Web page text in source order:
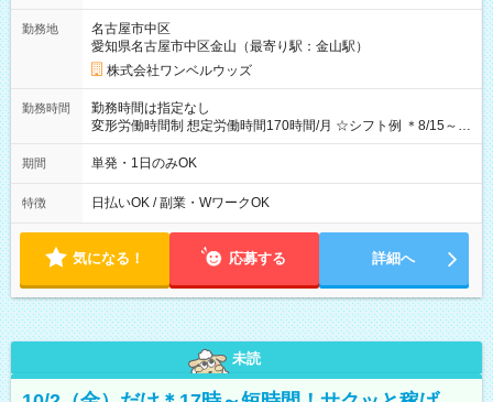
期間なし
勤務地
名古屋市中区
愛知県名古屋市中区金山（最寄り駅：金山駅）
株式会社ワンベルウッズ
勤務時間
勤務時間は指定なし
変形労働時間制 想定労働時間170時間/月 ☆シフト例 ＊8/15～
10/26 全日共通 08：00～12：00 17：00～21：00 ＊8/31
～9/19のみ下記シフトもあります！ 12：00～16：00 ＊9/6～
00
期間 単発・1日のみOK
特徴 日払いOK / 副業・WワークOK
気になる！ 応募する 詳細へ
未読